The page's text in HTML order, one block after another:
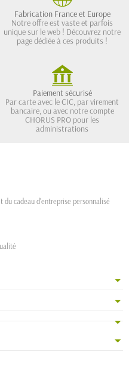
Fabrication France et Europe
Notre offre est vaste et parfois
unique sur le web ! Découvrez notre
page dédiée à ces produits !
Paiement sécurisé
Par carte avec le CIC, par virement
bancaire, ou avec notre compte
CHORUS PRO pour les
administrations
cadeau d'entreprise personnalisé